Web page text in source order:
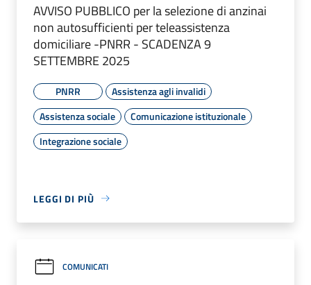
AVVISO PUBBLICO per la selezione di anzinai
non autosufficienti per teleassistenza
domiciliare -PNRR - SCADENZA 9
SETTEMBRE 2025
PNRR
Assistenza agli invalidi
Assistenza sociale
Comunicazione istituzionale
Integrazione sociale
LEGGI DI PIÙ
COMUNICATI